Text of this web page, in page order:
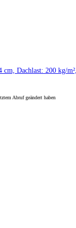
Dachlast: 200 kg/